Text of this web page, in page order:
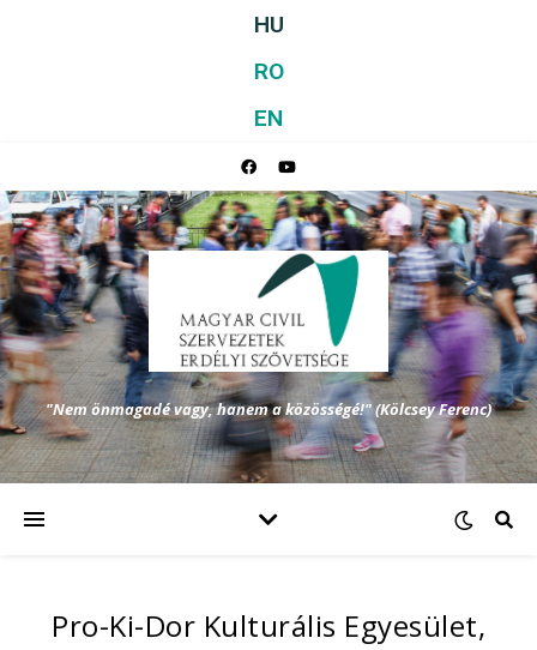
HU
RO
EN
"Nem önmagadé vagy, hanem a közösségé!" (Kölcsey Ferenc)
Pro-Ki-Dor Kulturális Egyesület,